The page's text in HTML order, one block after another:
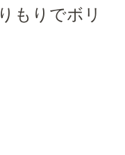
もりでボリ